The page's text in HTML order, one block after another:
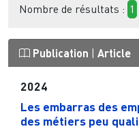
Nombre de résultats : 1
Publication Article
2024
Les embarras des
des métiers peu